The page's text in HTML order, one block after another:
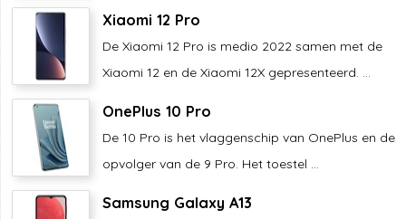
Xiaomi 12 Pro
De Xiaomi 12 Pro is medio 2022 samen met de
Xiaomi 12 en de Xiaomi 12X gepresenteerd. ...
OnePlus 10 Pro
De 10 Pro is het vlaggenschip van OnePlus en de
opvolger van de 9 Pro. Het toestel ...
Samsung Galaxy A13